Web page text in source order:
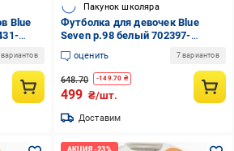
Blue
вариантов
Пакунок школяра
Футболка для девочек Blue
Seven р.98 белый 702397-
00/0100
оценить 7 вариантов
648.70 -149.70 ₴
499 ₴/шт.
Доставим